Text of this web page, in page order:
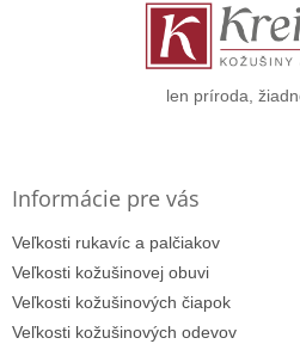
len príroda,
Informácie pre vás
Veľkosti rukavíc a palčiakov
Veľkosti kožušinovej obuvi
Veľkosti kožušinových čiapok
Veľkosti kožušinových odevov